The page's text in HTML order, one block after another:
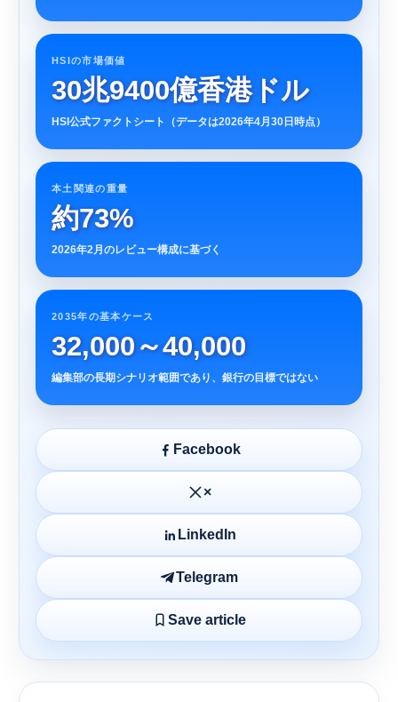
HSIの市場価値
30兆9400億香港ドル
HSI公式ファクトシート（データは2026年4月30日時点）
本土関連の重量
約73%
2026年2月のレビュー構成に基づく
2035年の基本ケース
32,000～40,000
編集部の長期シナリオ範囲であり、銀行の目標ではない
Facebook
×
LinkedIn
Telegram
Save article